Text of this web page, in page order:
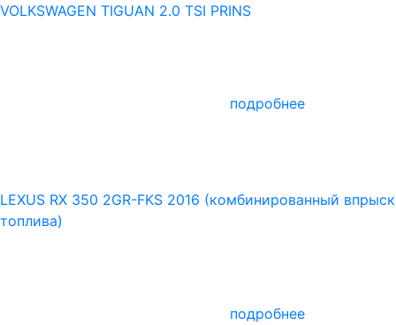
VOLKSWAGEN TIGUAN 2.0 TSI PRINS
подробнее
LEXUS RX 350 2GR-FKS 2016 (комбинированный впрыск
топлива)
подробнее